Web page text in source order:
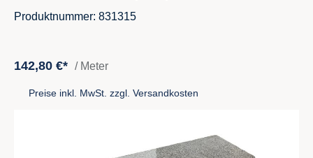
Produktnummer: 831315
142,80 €* / Meter
Preise inkl. MwSt. zzgl. Versandkosten